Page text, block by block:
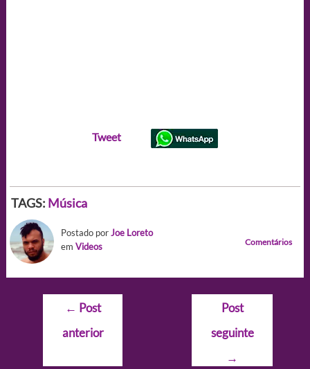
Tweet
TAGS: Música
Postado porJoe Loreto
em Videos Comentários
Navegação
Post
← Post
anterior
Post
seguinte
→